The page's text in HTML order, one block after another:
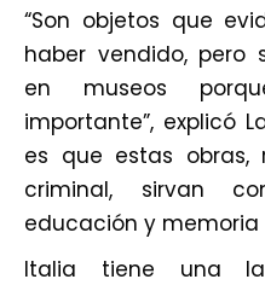
“Son objetos que
haber vendido, pero
en museos
importante”, explicó
es que estas obras,
criminal, sirvan
educación y
Italia tiene una